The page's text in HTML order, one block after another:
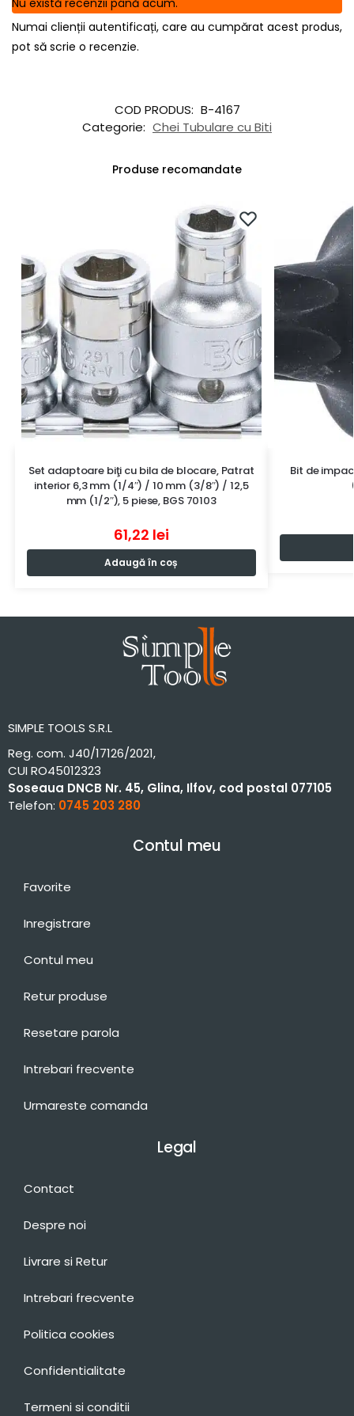
Numai clienții autentificați, care au cumpărat acest produs,
pot să scrie o recenzie.
COD PRODUS: B-4167
Categorie: Chei Tubulare cu Biti
Produse recomandate
Set adaptoare biţi cu bila de blocare, Patrat
interior 6,3 mm (1/4″) / 10 mm (3/8″) / 12,5
mm (1/2″), 5 piese, BGS 70103
61,22 lei
Adaugă în coș
Bit de
SIMPLE TOOLS S.R.L
Reg. com. J40/17126/2021,
CUI RO45012323
Soseaua DNCB Nr. 45, Glina, Ilfov, cod postal 077105
Telefon: 0745 203 280
Contul meu
Favorite
Inregistrare
Contul meu
Retur produse
Resetare parola
Intrebari frecvente
Urmareste comanda
Legal
Contact
Despre noi
Livrare si Retur
Intrebari frecvente
Politica cookies
Confidentialitate
Termeni si conditii